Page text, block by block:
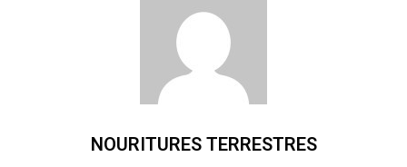
NOURITURES TERRESTRES